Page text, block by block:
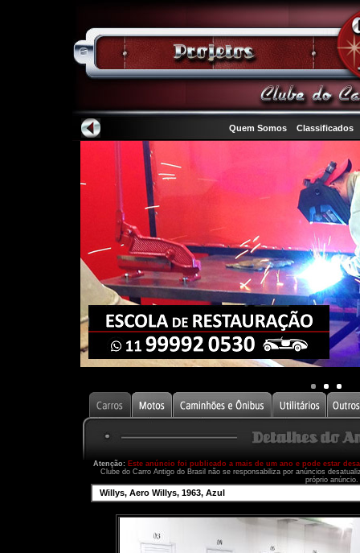
Quem Somos Classificados
Atenção: Este anúncio foi publicado a mais de um ano e pode estar
Clube do Carro Antigo do Brasil não se responsabiliza por anúncios
próprio anúncio.
Willys, Aero Willys, 1963, Azul